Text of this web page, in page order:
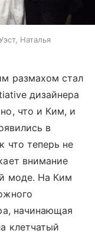
Наталья
размахом стал
дизайнера
что и Ким, и
в
что теперь не
внимание
моде. На Ким
начинающая
клетчатый